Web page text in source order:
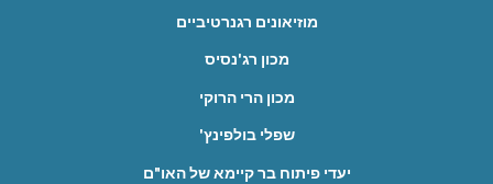
מוזיאונים רגנרטיביים
מכון רג'נסיס
מכון הרי הרוקי
שפלי בולפינץ'
יעדי פיתוח בר קיימא של האו"ם